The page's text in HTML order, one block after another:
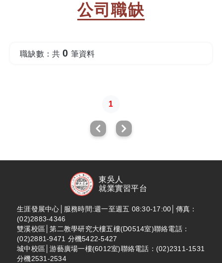
公司職缺
職缺數：共 0 筆資料
1
東吳人
就業實習平台
生涯發展中心│服務時間:週一至週五 08:30-17:00│傳真：
(02)2883-4346
雙溪校區│第二教學研究大樓五樓(D0514室)聯絡電話：
(02)2881-9471 分機5422-5427
城中校區│游藝廣場一樓(6012室)聯絡電話：(02)2311-1531
分機2531-2534